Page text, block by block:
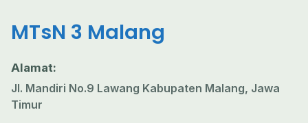
MTsN 3 Malang
Alamat:
Jl. Mandiri No.9 Lawang Kabupaten Malang, Jawa
Timur